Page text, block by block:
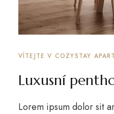
VÍTEJTE V COZYSTAY
Luxusní
Lorem ipsum dolor sit